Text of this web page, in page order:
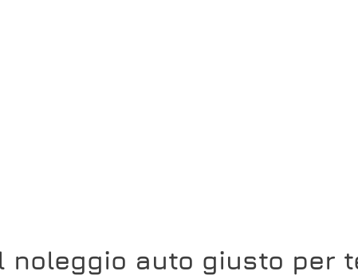
noleggio auto giusto per